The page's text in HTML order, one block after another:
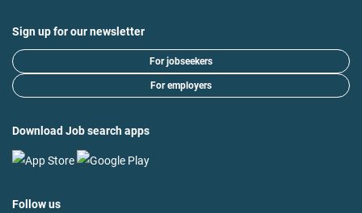
Sign up for our newsletter
For jobseekers
For employers
Download Job search apps
Follow us